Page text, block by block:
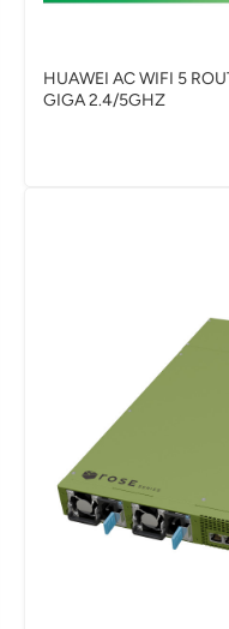
HUAWEI AC WIFI 5
GIGA 2.4/5GHZ